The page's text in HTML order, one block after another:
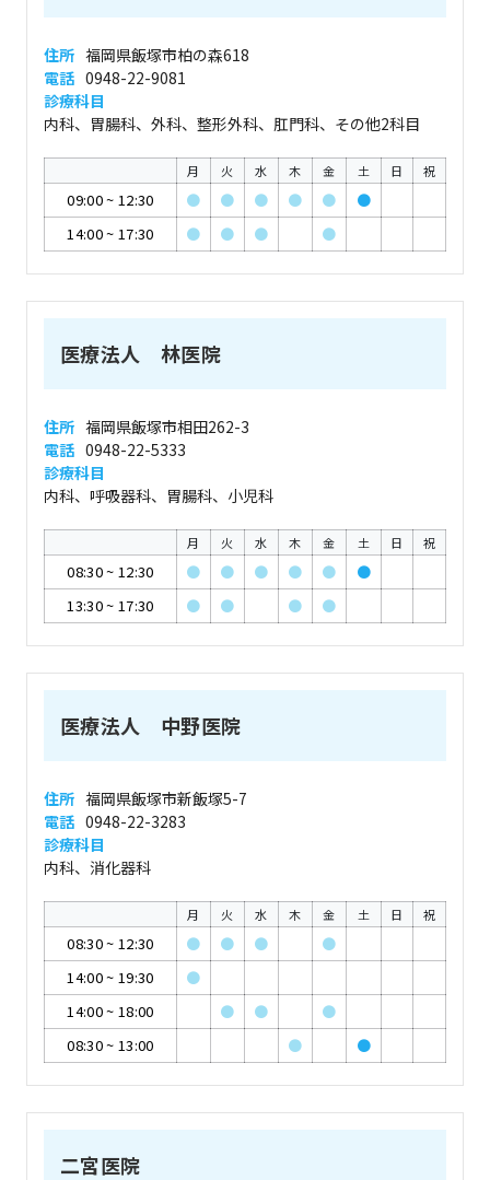
住所 福岡県飯塚市柏の森618
電話 0948-22-9081
診療科目
内科、胃腸科、外科、整形外科、肛門科、その他2科目
月 火 水 木 金 土 日 祝
09:00~ 12:30 ● ● ● ● ●
●
14:00~ 17:30 ● ● ● ●
医療法人 林医院
住所 福岡県飯塚市相田262-3
電話 0948-22-5333
診療科目
内科、呼吸器科、胃腸科、小児科
月 火 水 木 金 土 日 祝
08:30~ 12:30 ● ● ● ● ●
●
13:30~ 17:30 ● ● ● ●
医療法人 中野医院
住所 福岡県飯塚市新飯塚5-7
電話 0948-22-3283
診療科目
内科、消化器科
月 火 水 木 金 土 日 祝
08:30~ 12:30 ● ● ●
●
14:00~ 19:30
●
14:00~ 18:00 ● ●
●
08:30~ 13:00 ● ●
二宮医院